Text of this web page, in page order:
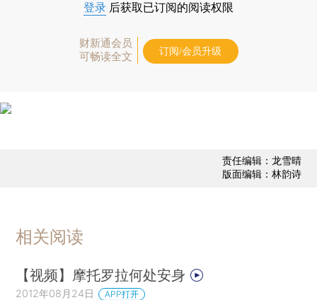
登录 后获取已订阅的阅读权限
财新通会员
可畅读全文
订阅/会员升级
责任编辑：龙雪晴
版面编辑：林韵诗
相关阅读
【视频】摩托罗拉何处安身
2012年08月24日 APP打开